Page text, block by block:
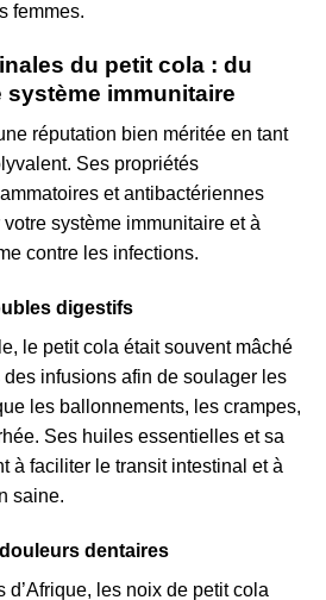
femmes.
du petit cola : du
immunitaire
réputation bien méritée en tant
Ses propriétés
et antibactériennes
système immunitaire et à
contre les infections.
digestifs
le petit cola était souvent mâché
infusions afin de soulager les
les ballonnements, les crampes,
Ses huiles essentielles et sa
à faciliter le transit intestinal et à
saine.
dentaires
d’Afrique, les noix de petit cola